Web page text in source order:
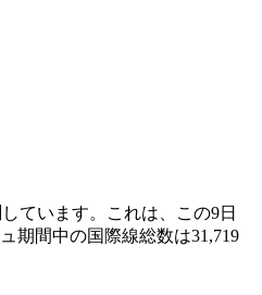
ています。これは、この9日
期間中の国際線総数は31,719